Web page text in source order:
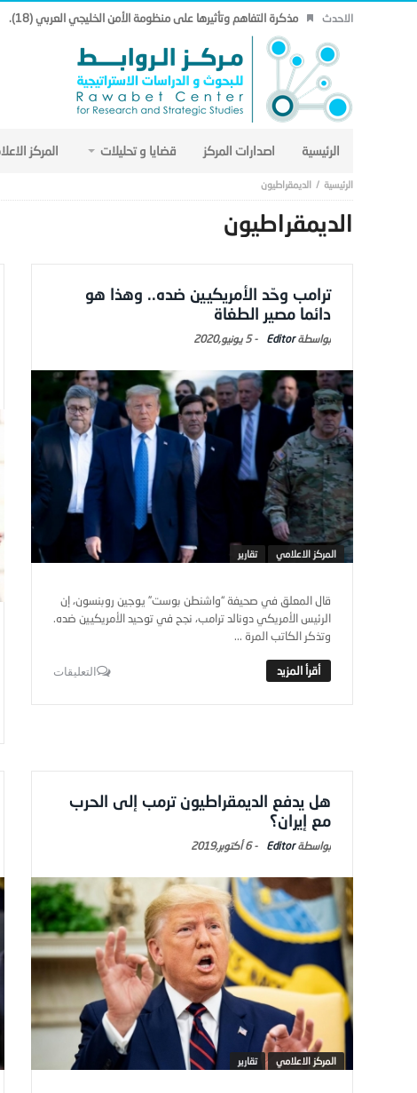
الاحدث مذكرة التفاهم وتأثيرها على منظومة الأمن الخليجي العربي (18).
الرئيسية اصدارات المركز قضايا و تحليلات المركز
الديمقراطيون
الديمقراطيون
ترامب وحّد الأمريكيين ضده.. وهذا هو
دائما مصير الطغاة
Editor
-5 يونيو,2020
المركز الاعلامي تقارير
قال المعلق في صحيفة “واشنطن بوست” يوجين روبنسون، إن
الرئيس الأمريكي دونالد ترامب، نجح في توحيد الأمريكيين ضده.
وتذكر الكاتب المرة ...
التعليقات
هل يدفع الديمقراطيون ترمب إلى الحرب
مع إيران؟
Editor
-6 أكتوبر,2019
المركز الاعلامي تقارير